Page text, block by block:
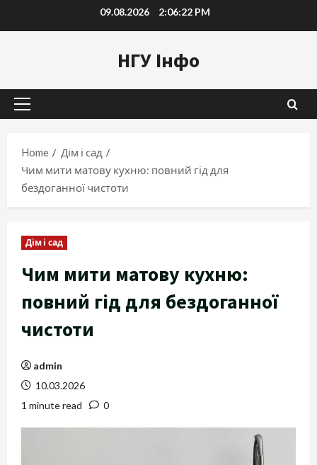
to
09.08.2026 2:06:23 PM
НГУ Інфо
Primary
Home
Дім і сад
Чим мити матову кухню: повний гід для
бездоганної чистоти
Дім і сад
Чим мити матову кухню:
повний гід для бездоганної
чистоти
admin
10.03.2026
1 minute read
0